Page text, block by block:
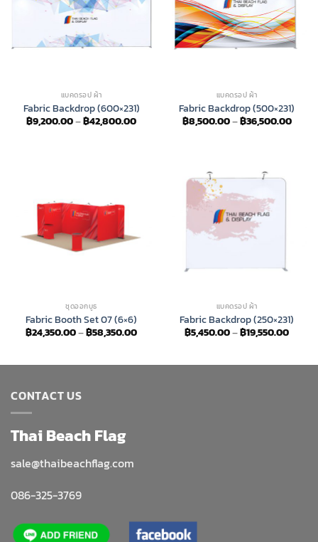
แบคดรอป ผ้า
Fabric Backdrop (600×231)
฿9,200.00–฿42,800.00Price
แบคดรอป ผ้า
Fabric Backdrop (500×231)
฿8,500.00–฿36,500.00Price
ชุดออกบูธ
Fabric Booth Set 07 (6×6)
฿24,350.00–฿58,350.00Price
฿58,350.00
แบคดรอป ผ้า
Fabric Backdrop (250×231)
฿5,450.00–฿19,550.00Price
฿
CONTACT US
Thai Beach Flag
sale@thaibeachflag.com
086-325-3769